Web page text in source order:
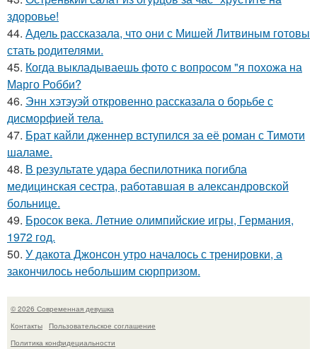
здоровье!
44. Адель рассказала, что они с Мишей Литвиным готовы
стать родителями.
45. Когда выкладываешь фото с вопросом "я похожа на
Марго Робби?
46. Энн хэтэуэй откровенно рассказала о борьбе с
дисморфией тела.
47. Брат кайли дженнер вступился за её роман с Тимоти
шаламе.
48. В результате удара беспилотника погибла
медицинская сестра, работавшая в александровской
больнице.
49. Бросок века. Летние олимпийские игры, Германия,
1972 год.
50. У дакота Джонсон утро началось с тренировки, а
закончилось небольшим сюрпризом.
© 2026 Современная девушка
Контакты
Пользовательское соглашение
Политика конфидециальности